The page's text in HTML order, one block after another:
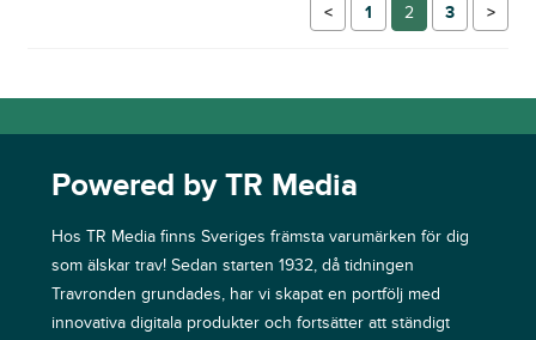
← 1 2 3 →
Powered by TR Media
Hos TR Media finns Sveriges främsta varumärken för dig
som älskar trav! Sedan starten 1932, då tidningen
Travronden grundades, har vi skapat en portfölj med
innovativa digitala produkter och fortsätter att ständigt